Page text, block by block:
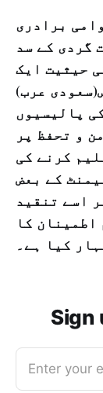
برادری
گردی کے سد
حیثیت ایک
عرب)
پالیسیوں
و تحفظ پر
کرنے کی
کے بعض
اسے تنقید
کا
کیا ہے۔
Sign
Enter your